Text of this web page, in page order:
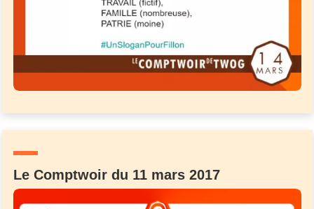
Le Comptwoir du 11 mars 2017
Un Thread
C'EST PARTI